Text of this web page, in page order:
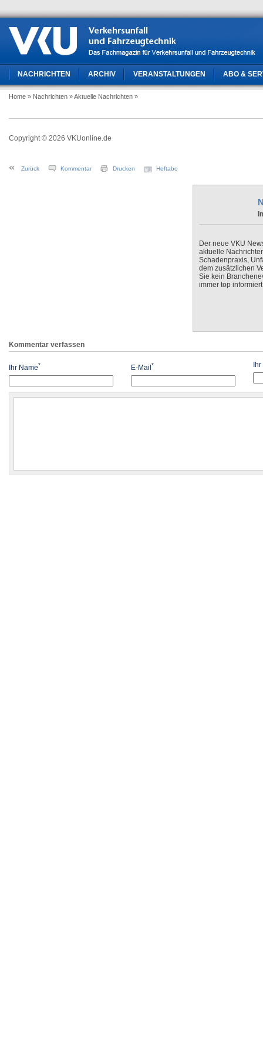
NACHRICHTEN ARCHIV VERANSTALTUNGEN ABO &
Home » Nachrichten » Aktuelle Nachrichten »
Copyright © 2026 VKUonline.de
Zurück Kommentar Drucken Heftabo
Der neue VKU
aktuelle
Schadenpraxis,
dem zusätzlichen
Sie kein
immer top
Kommentar verfassen
Ihr Name* E-Mail *